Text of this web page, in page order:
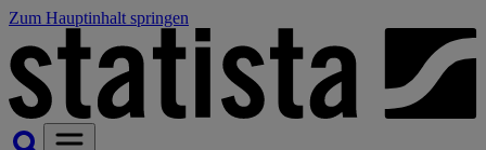
Zum Hauptinhalt springen